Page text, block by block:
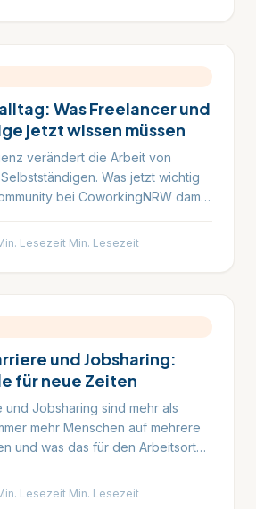
Was Freelancer und
jetzt wissen müssen
verändert die Arbeit von
Was jetzt wichtig
bei CoworkingNRW damit
Lesezeit Min. Lesezeit
und Jobsharing:
für neue Zeiten
Jobsharing sind mehr als
mehr Menschen auf mehrere
und was das für den Arbeitsort
Lesezeit Min. Lesezeit